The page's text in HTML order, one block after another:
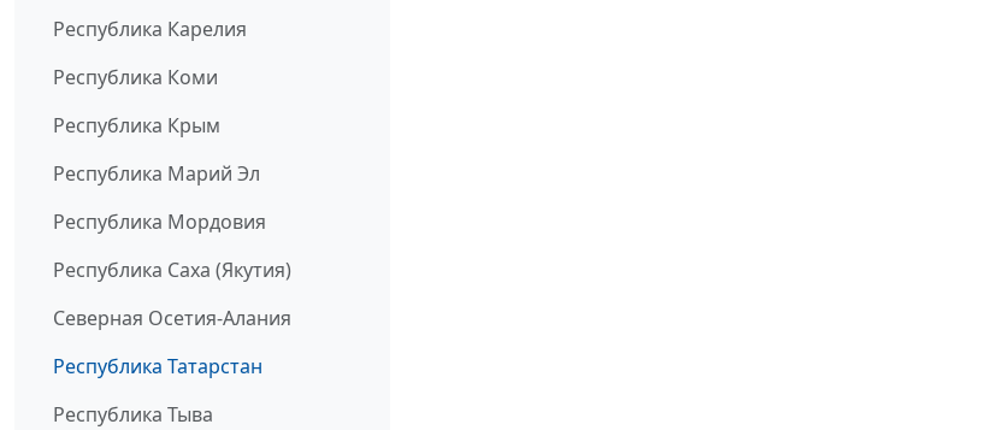
Республика Карелия
Республика Коми
Республика Крым
Республика Марий Эл
Республика Мордовия
Республика Саха (Якутия)
Северная Осетия-Алания
Республика Татарстан
Республика Тыва